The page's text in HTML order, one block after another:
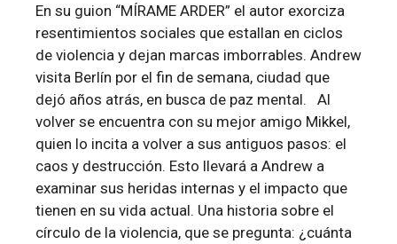
En su guion “MÍRAME ARDER” el autor exorciza
resentimientos sociales que estallan en ciclos
de violencia y dejan marcas imborrables. Andrew
visita Berlín por el fin de semana, ciudad que
dejó años atrás, en busca de paz mental. Al
volver se encuentra con su mejor amigo Mikkel,
quien lo incita a volver a sus antiguos pasos: el
caos y destrucción. Esto llevará a Andrew a
examinar sus heridas internas y el impacto que
tienen en su vida actual. Una historia sobre el
círculo de la violencia, que se pregunta: ¿cuánta